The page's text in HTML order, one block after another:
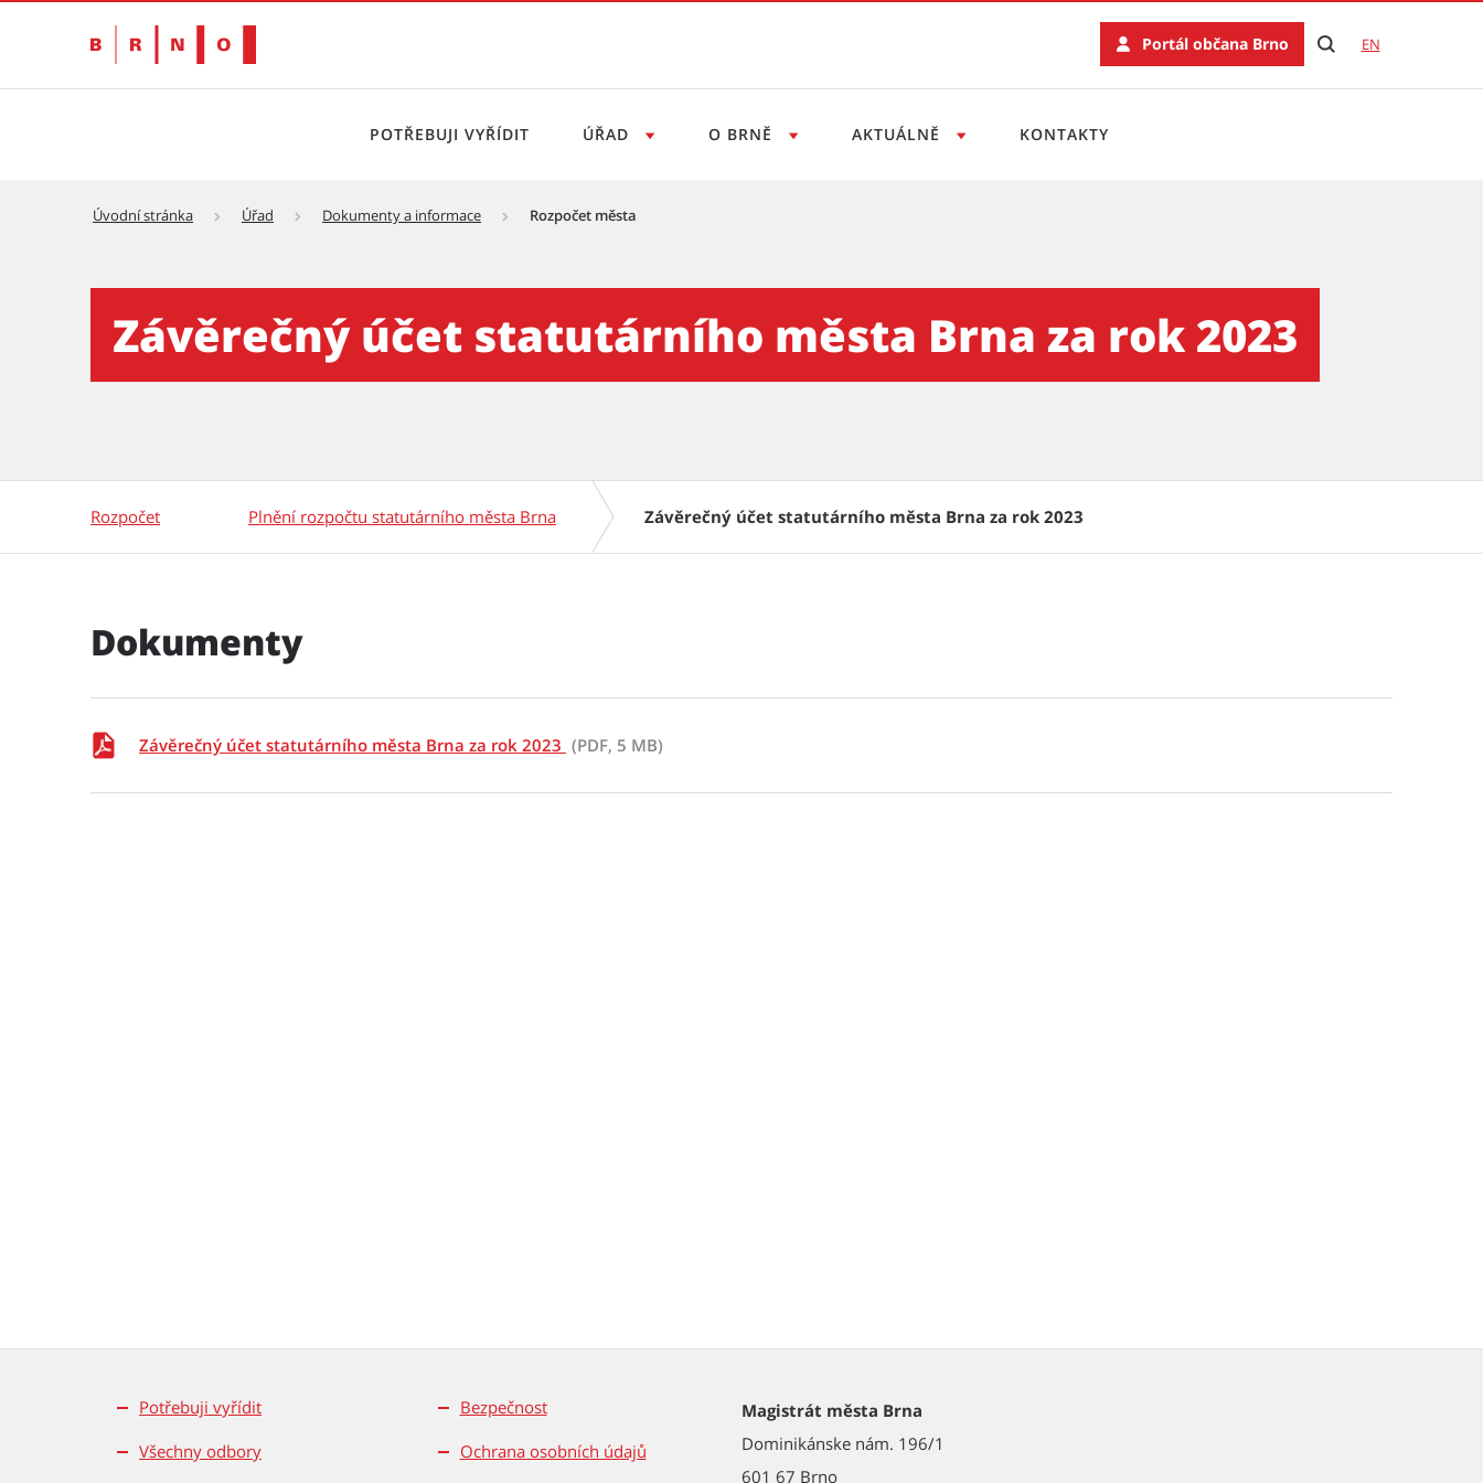
Portál občana Brno EN
POTŘEBUJI VYŘÍDIT ÚŘAD O BRNĚ AKTUÁLNĚ KONTAKTY
Úvodní stránka Úřad Dokumenty a informace Rozpočet města
Závěrečný účet statutárního města Brna za rok 2023
Rozpočet Plnění rozpočtu statutárního města Brna Závěrečný účet statutárního města Brna za rok 2023
Dokumenty
Závěrečný účet statutárního města Brna za rok 2023 (PDF, 5 MB)
Potřebuji vyřídit
Všechny odbory
Bezpečnost
Ochrana osobních údajů
Magistrát města Brna
Dominikánske nám. 196/1
601 67 Brno